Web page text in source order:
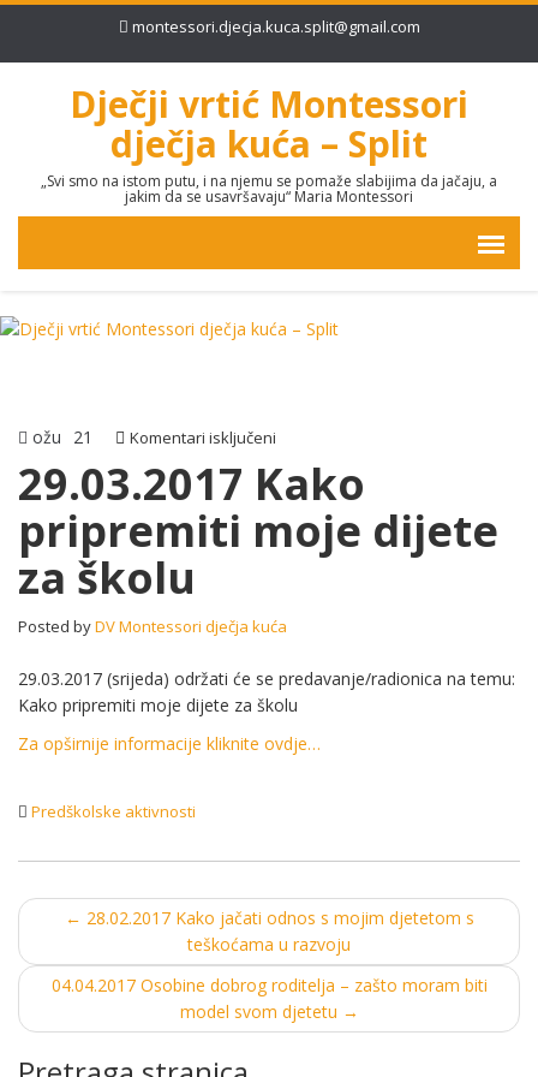
montessori.djecja.kuca.split@gmail.com
Dječji vrtić Montessori
dječja kuća – Split
„Svi smo na istom putu, i na njemu se pomaže slabijima da jačaju, a
jakim da se usavršavaju“ Maria Montessori
ožu 21 Komentari isključeni
Kako
pripremiti
moje
29.03.2017 Kako
pripremiti moje dijete
za školu
Posted byDV Montessori dječja kuća
29.03.2017 (srijeda) održati će se predavanje/radionica na temu:
Kako pripremiti moje dijete za školu
Za opširnije informacije kliknite ovdje…
Predškolske aktivnosti
Post
navigation
← 28.02.2017 Kako jačati odnos s mojim djetetom s
teškoćama u razvoju
04.04.2017 Osobine dobrog roditelja – zašto moram biti
model svom djetetu →